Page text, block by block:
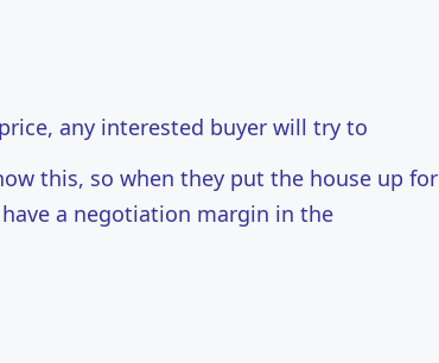
any interested buyer will try to
this, so when they put the house up for
a negotiation margin in the